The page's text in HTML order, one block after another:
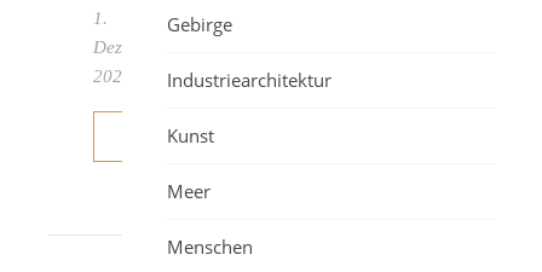
1.
Dezember
2020
WEITERLESEN
Gebirge
Industriearchitektur
Kunst
Meer
Menschen